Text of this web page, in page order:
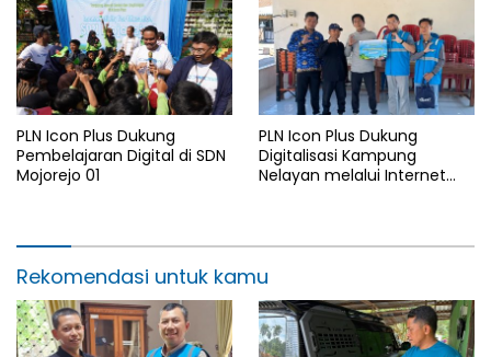
PLN Icon Plus Dukung
Pembelajaran Digital di SDN
Mojorejo 01
PLN Icon Plus Dukung
Digitalisasi Kampung
Nelayan melalui Internet
Rekomendasi untuk kamu